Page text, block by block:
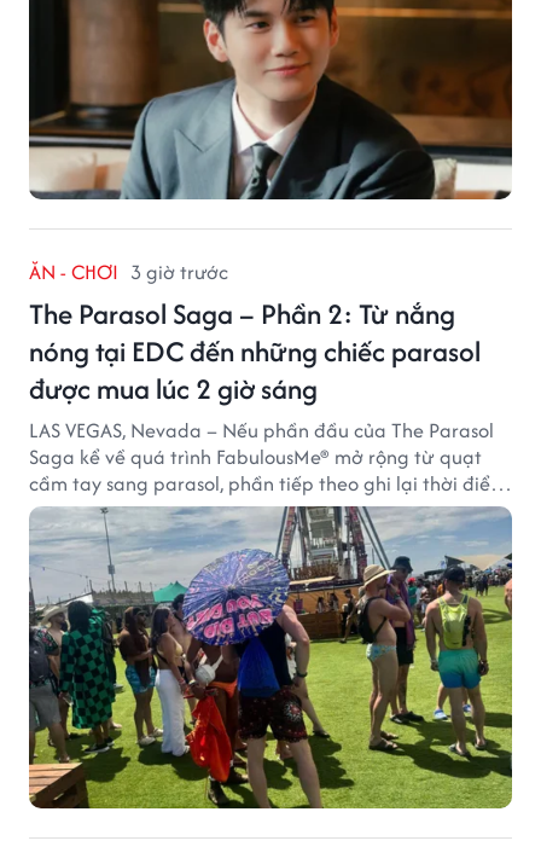
ĂN - CHƠI 3 giờ trước
The Parasol Saga – Phần 2: Từ nắng
nóng tại EDC đến những chiếc parasol
được mua lúc 2 giờ sáng
LAS VEGAS, Nevada – Nếu phần đầu của The Parasol
Saga kể về quá trình FabulousMe® mở rộng từ quạt
cầm tay sang parasol, phần tiếp theo ghi lại thời điểm
sản phẩm được thị trường đón nhận và dần vượt khỏi
công năng che nắng thông thường.